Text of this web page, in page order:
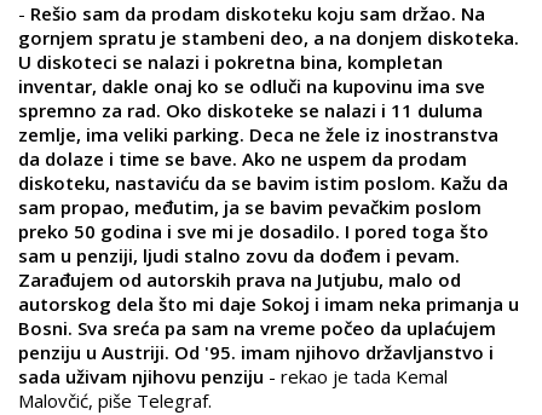
- Rešio sam da prodam diskoteku koju sam držao. Na
gornjem spratu je stambeni deo, a na donjem diskoteka.
U diskoteci se nalazi i pokretna bina, kompletan
inventar, dakle onaj ko se odluči na kupovinu ima sve
spremno za rad. Oko diskoteke se nalazi i 11 duluma
zemlje, ima veliki parking. Deca ne žele iz inostranstva
da dolaze i time se bave. Ako ne uspem da prodam
diskoteku, nastaviću da se bavim istim poslom. Kažu da
sam propao, međutim, ja se bavim pevačkim poslom
preko 50 godina i sve mi je dosadilo. I pored toga što
sam u penziji, ljudi stalno zovu da dođem i pevam.
Zarađujem od autorskih prava na Jutjubu, malo od
autorskog dela što mi daje Sokoj i imam neka primanja u
Bosni. Sva sreća pa sam na vreme počeo da uplaćujem
penziju u Austriji. Od '95. imam njihovo državljanstvo i
sada uživam njihovu penziju - rekao je tada Kemal
Malovčić, piše Telegraf.